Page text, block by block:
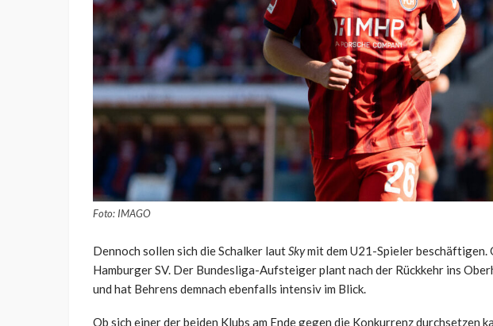
Foto: IMAGO
Dennoch sollen sich die Schalker lautSkymit dem U21-Spieler beschäftigen.
Hamburger SV. Der Bundesliga-Aufsteiger plant nach der Rückkehr ins
und hat Behrens demnach ebenfalls intensiv im Blick.
Ob sich einer der beiden Klubs am Ende gegen die Konkurrenz durchsetzen